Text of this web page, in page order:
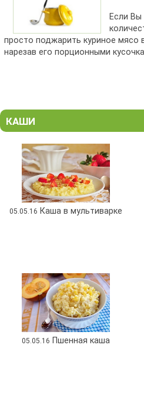
Если Вы
просто поджарить куриное мясо
нарезав его порционными
КАШИ
05.05.16 Каша в мультиварке
05.05.16 Пшенная каша